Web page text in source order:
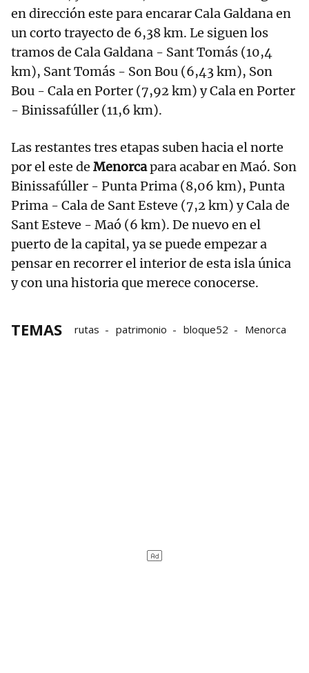
en dirección este para encarar Cala Galdana en
un corto trayecto de 6,38 km. Le siguen los
tramos de Cala Galdana - Sant Tomás (10,4
km), Sant Tomás - Son Bou (6,43 km), Son
Bou - Cala en Porter (7,92 km) y Cala en Porter
- Binissafúller (11,6 km).
Las restantes tres etapas suben hacia el norte
por el este de Menorcapara acabar en Maó. Son
Binissafúller - Punta Prima (8,06 km), Punta
Prima - Cala de Sant Esteve (7,2 km) y Cala de
Sant Esteve - Maó (6 km). De nuevo en el
puerto de la capital, ya se puede empezar a
pensar en recorrer el interior de esta isla única
y con una historia que merece conocerse.
TEMAS rutas patrimonio bloque52 Menorca